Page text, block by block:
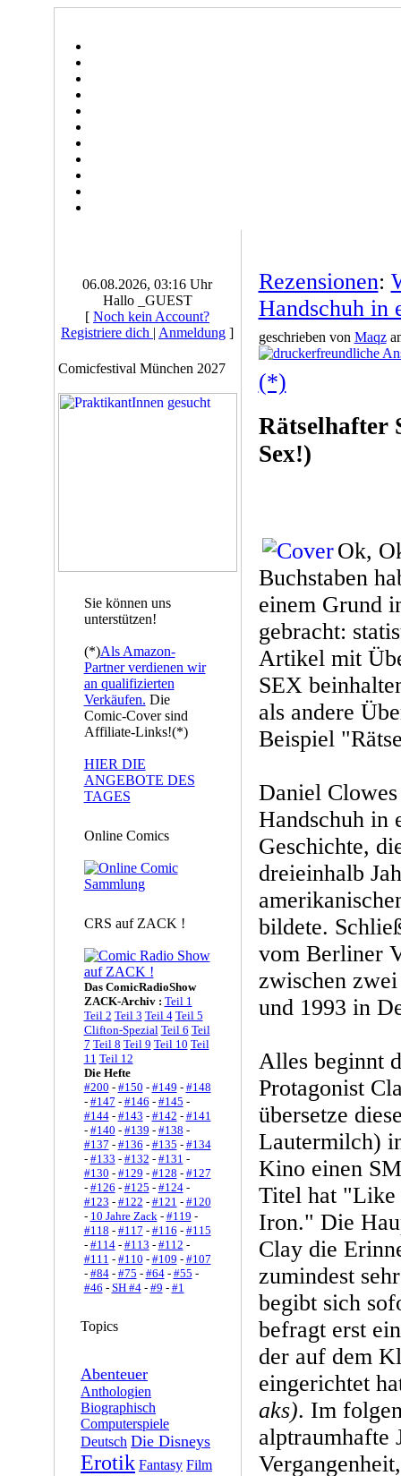
06.08.2026, 03:16 Uhr
Hallo _GUEST
[ Noch kein Account?
Registriere dich | Anmeldung ]
Comicfestival München 2027
Sie können uns
unterstützen!
(*)Als Amazon-
Partner verdienen wir
an qualifizierten
Verkäufen. Die
Comic-Cover sind
Affiliate-Links!(*)
HIER DIE
ANGEBOTE DES
TAGES
Online Comics
CRS auf ZACK !
Das ComicRadioShow
ZACK-Archiv : Teil 1
Teil 2 Teil 3 Teil 4 Teil 5
Clifton-Spezial Teil 6 Teil
7 Teil 8 Teil 9 Teil 10 Teil
11 Teil 12
Die Hefte
#200 - #150 - #149 - #148
- #147 - #146 - #145 -
#144- #143 - #142 - #141
- #140 - #139 - #138 -
#137 - #136 - #135 - #134
- #133 - #132 - #131 -
#130 - #129 - #128 - #127
- #126 - #125 - #124-
#123 - #122 - #121 - #120
- 10 Jahre Zack- #119 -
#118 - #117 - #116 - #115
- #114- #113 - #112 -
#111 - #110 - #109 - #107
- #84- #75 - #64- #55 -
#46 - SH #4- #9 - #1
Topics
Abenteuer
Anthologien
Biographisch
Computerspiele
Deutsch Die Disneys
Erotik Fantasy Film
Rezensionen:
Handschuh in
geschrieben von Maqz
(*)
Rätselhafter
Sex!)
Ok,
Buchstaben
einem Grund
gebracht:
Artikel mit
SEX
als andere
Beispiel
Daniel
Handschuh in
Geschichte,
dreieinhalb
bildete.
vom Berliner
zwischen
und 1993 in
Alles beginnt
Protagonist
übersetze
Lautermilch)
Kino einen
Titel hat "Like
Iron." Die
Clay die
zumindest
begibt sich
befragt erst
der auf dem
eingerichtet
aks). Im
alptraumhafte